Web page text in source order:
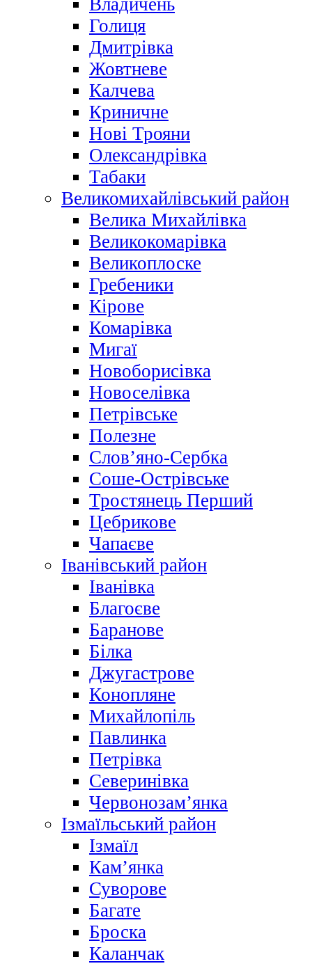
Владичень
Голиця
Дмитрівка
Жовтневе
Калчева
Криничне
Нові Трояни
Олександрівка
Табаки
Великомихайлівський район
Велика Михайлівка
Великокомарівка
Великоплоске
Гребеники
Кірове
Комарівка
Мигаї
Новоборисівка
Новоселівка
Петрівське
Полезне
Слов’яно-Сербка
Соше-Острівське
Тростянець Перший
Цебрикове
Чапаєве
Іванівський район
Іванівка
Благоєве
Баранове
Білка
Джугастрове
Конопляне
Михайлопіль
Павлинка
Петрівка
Северинівка
Червонозам’янка
Ізмаїльський район
Ізмаїл
Кам’янка
Суворове
Багате
Броска
Каланчак